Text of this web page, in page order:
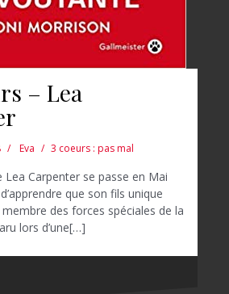
– Lea
Eva 3 coeurs : pas mal
Lea Carpenter se passe en Mai
que son fils unique
membre des forces spéciales de la
lors d’une[…]